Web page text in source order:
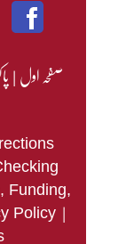
صفحہ اول|
Funding,
Policy |